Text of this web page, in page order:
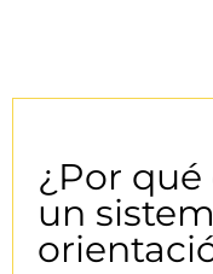
¿Por qué
un